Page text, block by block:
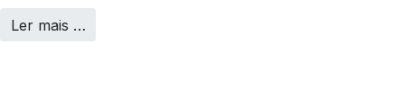
Ler mais …